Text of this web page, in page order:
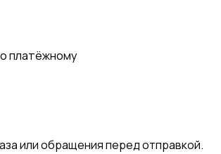
платёжному
или обращения перед отправкой.